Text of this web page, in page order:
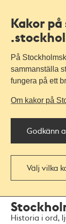
Kakor
På
sammanställa
fungera på ett
Om kakor på
Godkänn
Välj vilka
navigationen
huvudinnehållet
Historia i ord,